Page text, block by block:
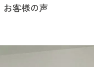
お客様の声